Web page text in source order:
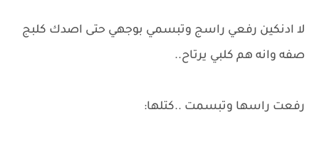
لا ادنكين رفعي راسج وتبسمي بوجهي حتى اصدك كلبج
صفه وانه هم كلبي يرتاح..
رفعت راسها وتبسمت ..كتلها: